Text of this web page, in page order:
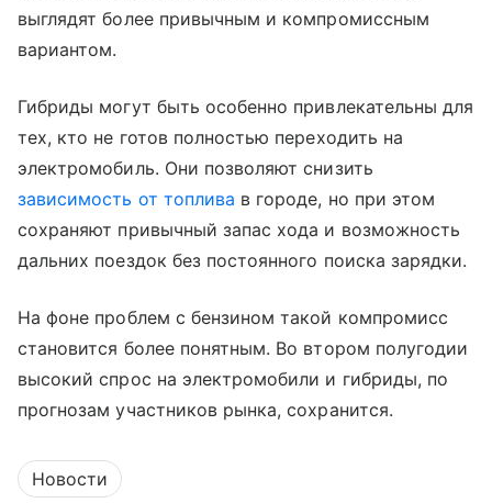
выглядят более привычным и компромиссным
вариантом.
Гибриды могут быть особенно привлекательны для
тех, кто не готов полностью переходить на
электромобиль. Они позволяют снизить
зависимость от топлива в городе, но при этом
сохраняют привычный запас хода и возможность
дальних поездок без постоянного поиска зарядки.
На фоне проблем с бензином такой компромисс
становится более понятным. Во втором полугодии
высокий спрос на электромобили и гибриды, по
прогнозам участников рынка, сохранится.
Новости